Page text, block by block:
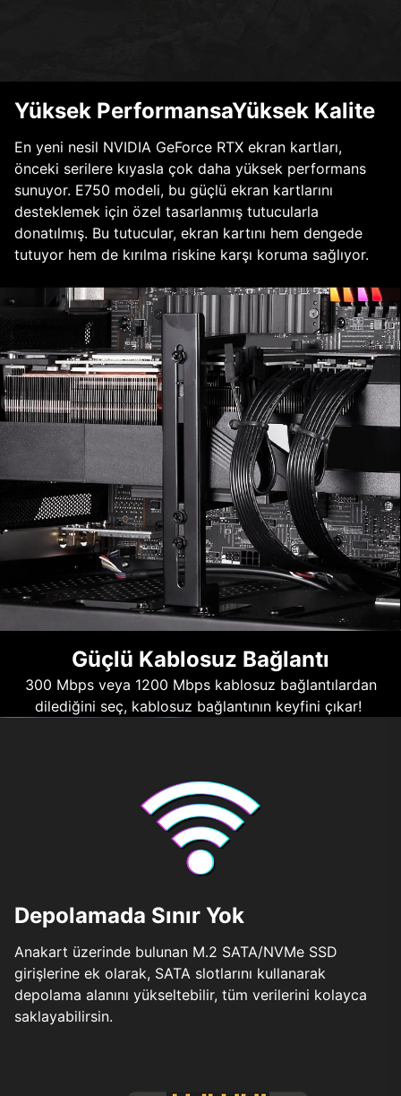
Yüksek PerformansaYüksek Kalite
En yeni nesil NVIDIA GeForce RTX ekran kartları,
önceki serilere kıyasla çok daha yüksek performans
sunuyor. E750 modeli, bu güçlü ekran kartlarını
desteklemek için özel tasarlanmış tutucularla
donatılmış. Bu tutucular, ekran kartını hem dengede
tutuyor hem de kırılma riskine karşı koruma sağlıyor.
Güçlü Kablosuz Bağlantı
300 Mbps veya 1200 Mbps kablosuz bağlantılardan
dilediğini seç, kablosuz bağlantının keyfini çıkar!
Depolamada Sınır Yok
Anakart üzerinde bulunan M.2 SATA/NVMe SSD
girişlerine ek olarak, SATA slotlarını kullanarak
depolama alanını yükseltebilir, tüm verilerini kolayca
saklayabilirsin.